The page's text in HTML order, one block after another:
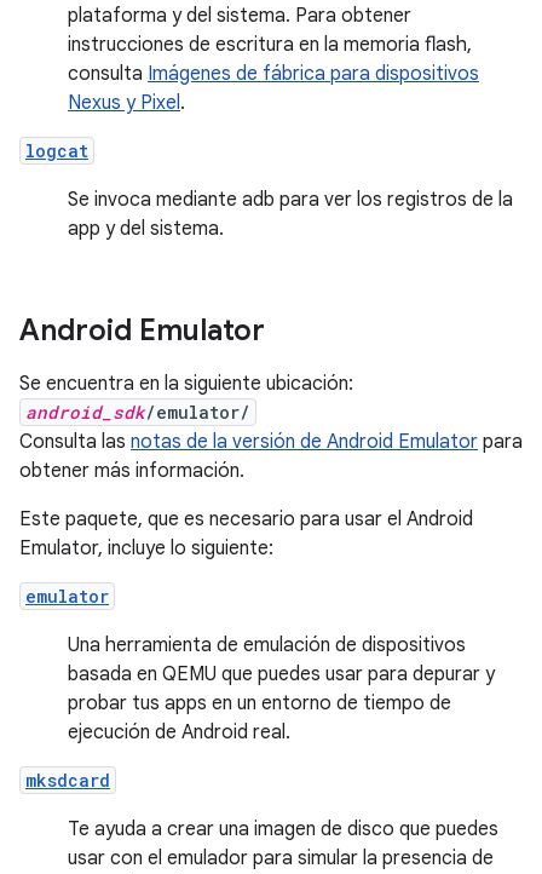
plataforma y del sistema. Para obtener
instrucciones de escritura en la memoria flash,
consulta Imágenes de fábrica para dispositivos
Nexus y Pixel.
logcat
Se invoca mediante adb para ver los registros de la
app y del sistema.
Android Emulator
Se encuentra en la siguiente ubicación:
android_sdk/emulator/
Consulta las notas de la versión de Android Emulator para
obtener más información.
Este paquete, que es necesario para usar el Android
Emulator, incluye lo siguiente:
emulator
Una herramienta de emulación de dispositivos
basada en QEMU que puedes usar para depurar y
probar tus apps en un entorno de tiempo de
ejecución de Android real.
mksdcard
Te ayuda a crear una imagen de disco que puedes
usar con el emulador para simular la presencia de